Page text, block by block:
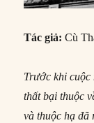
Tác giả: Cù
Trước khi cuộc
thất bại thuộc
và thuộc hạ